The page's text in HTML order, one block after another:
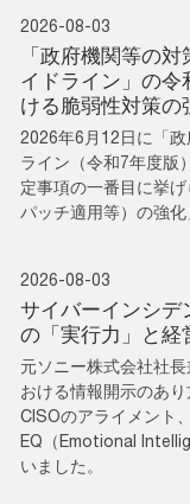
2026-08-03
「政府機関等の
イドライン」の令
ける脆弱性対策の
2026年6月12日に「
ライン（令和7年度版
定事項の一番目に挙
パッチ適用等）の強化
2026-08-03
サイバーインシデ
の「実行力」と経
元ソニー株式会社社
おける情報開示のあ
CISOのアライメント
EQ（Emotional
いました。